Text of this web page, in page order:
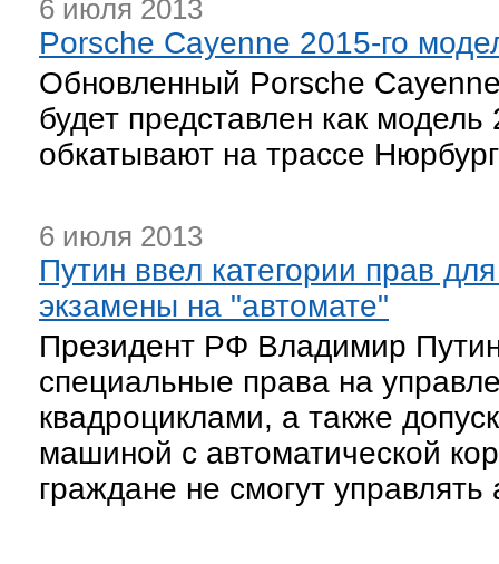
6 июля 2013
Porsche Cayenne 2015-го
Обновленный Porsche
будет представлен как
обкатывают на трассе
6 июля 2013
Путин ввел категории прав
экзамены на "автомате"
Президент РФ Владимир
специальные права на
квадроциклами, а также
машиной с автоматической
граждане не смогут